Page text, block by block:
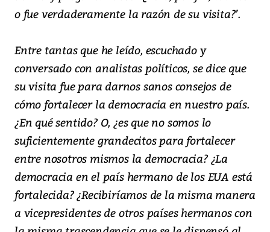
o fue verdaderamente la razón de su visita?’.
Entre tantas que he leído, escuchado y
conversado con analistas políticos, se dice que
su visita fue para darnos sanos consejos de
cómo fortalecer la democracia en nuestro país.
¿En qué sentido? O, ¿es que no somos lo
suficientemente grandecitos para fortalecer
entre nosotros mismos la democracia? ¿La
democracia en el país hermano de los EUA está
fortalecida? ¿Recibiríamos de la misma manera
a vicepresidentes de otros países hermanos con